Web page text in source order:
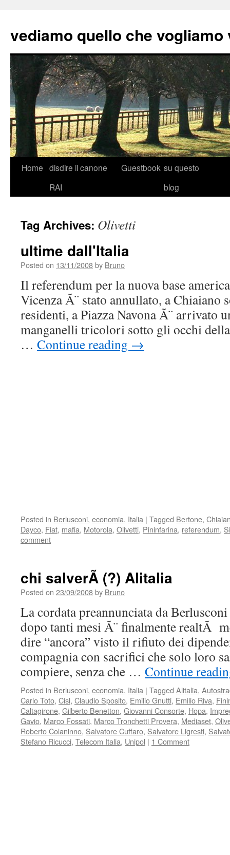
vediamo quello che vogliamo
Skip
Home disdire il canone
RAI
Guestbook su questo
blog
Tag Archives: Olivetti
ultime dall'Italia
Posted on 13/11/2008by Bruno
Il referendum per la nuova base
Vicenza Ã¨ stato annullato, a Chiaiano
residenti, a Piazza Navona Ã¨ arrivato
manganelli tricolori sotto gli occhi
… Continue reading →
Posted in Berlusconi, economia, Italia | Tagged Bertone,
Dayco, Fiat, mafia, Motorola, Olivetti, Pininfarina, referendum,
comment
chi salverÃ (?) Alitalia
Posted on 23/09/2008by Bruno
La cordata preannunciata da
dopo tanti mesi Ã¨ finalmente realtÃ
dire “ancora” visto il rifiuto dei
compagnia con sacrifici che solo loro
compiere, senza che … Continue
Posted in Berlusconi, economia, Italia | Tagged Alitalia,
Carlo Toto, Cisl, Claudio Sposito, Emilio Gnutti, Emilio Riva,
Caltagirone, Gilberto Benetton, Giovanni Consorte, Hopa,
Gavio, Marco Fossati, Marco Tronchetti Provera, Mediaset,
Roberto Colaninno, Salvatore Cuffaro, Salvatore Ligresti,
Stefano Ricucci, Telecom Italia, Unipol | 1 Comment